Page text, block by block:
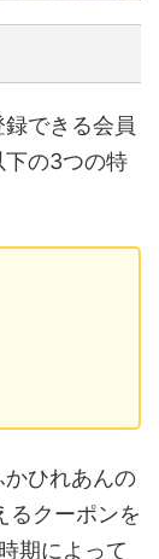
できる会員
下の3つの特
ひれあんの
るクーポンを
期によって